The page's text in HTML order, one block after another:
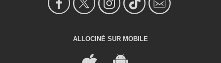
ALLOCINÉ SUR MOBILE